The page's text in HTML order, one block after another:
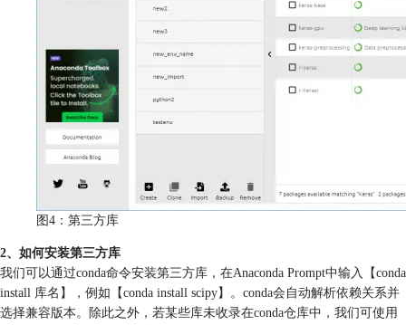
图4：第三方库
2、如何安装第三方库
我们可以通过conda命令安装第三方库，在Anaconda Prompt中输入【conda
install 库名】，例如【conda install scipy】。conda会自动解析依赖关系并
选择兼容版本。除此之外，若某些库未收录在conda仓库中，我们可使用